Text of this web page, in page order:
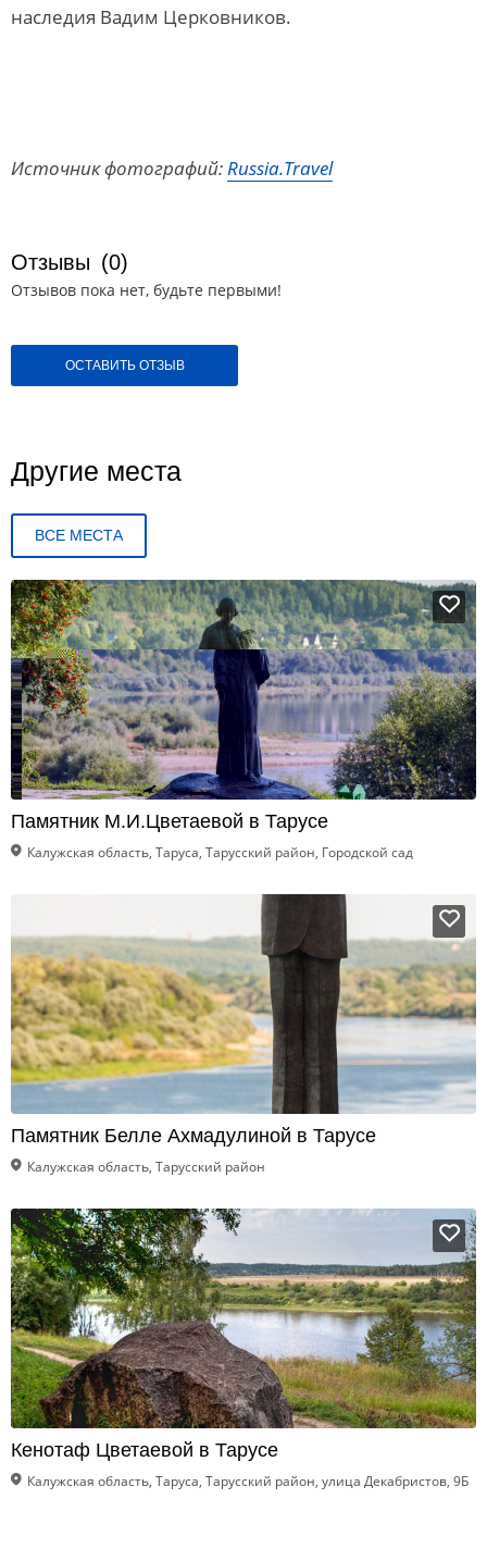
наследия Вадим Церковников.
Источник фотографий:Russia.Travel
Отзывы (0)
Отзывов пока нет, будьте первыми!
ОСТАВИТЬ ОТЗЫВ
Другие места
ВСЕ МЕСТА
Памятник М.И.Цветаевой в Тарусе
Калужская область, Таруса, Тарусский район, Городской сад
Памятник Белле Ахмадулиной в Тарусе
Калужская область, Тарусский район
Кенотаф Цветаевой в Тарусе
Калужская область, Таруса, Тарусский район, улица Декабристов, 9Б